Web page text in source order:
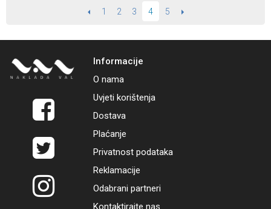
PRETHODNI
1 2 3 4 5 SLIJEDEĆI
Informacije
O nama
Uvjeti korištenja
Dostava
Plaćanje
Privatnost podataka
Reklamacije
Odabrani partneri
Kontaktirajte nas